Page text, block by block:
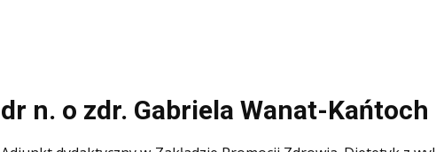
dr n. o zdr. Gabriela Wanat-Kańtoch